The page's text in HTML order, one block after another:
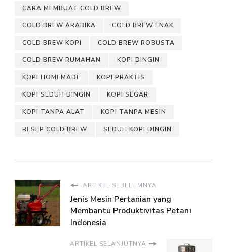
CARA MEMBUAT COLD BREW
COLD BREW ARABIKA COLD BREW ENAK
COLD BREW KOPI COLD BREW ROBUSTA
COLD BREW RUMAHAN KOPI DINGIN
KOPI HOMEMADE KOPI PRAKTIS
KOPI SEDUH DINGIN KOPI SEGAR
KOPI TANPA ALAT KOPI TANPA MESIN
RESEP COLD BREW SEDUH KOPI DINGIN
ARTIKEL SEBELUMNYA
Jenis Mesin Pertanian yang
Membantu Produktivitas Petani
Indonesia
ARTIKEL SELANJUTNYA